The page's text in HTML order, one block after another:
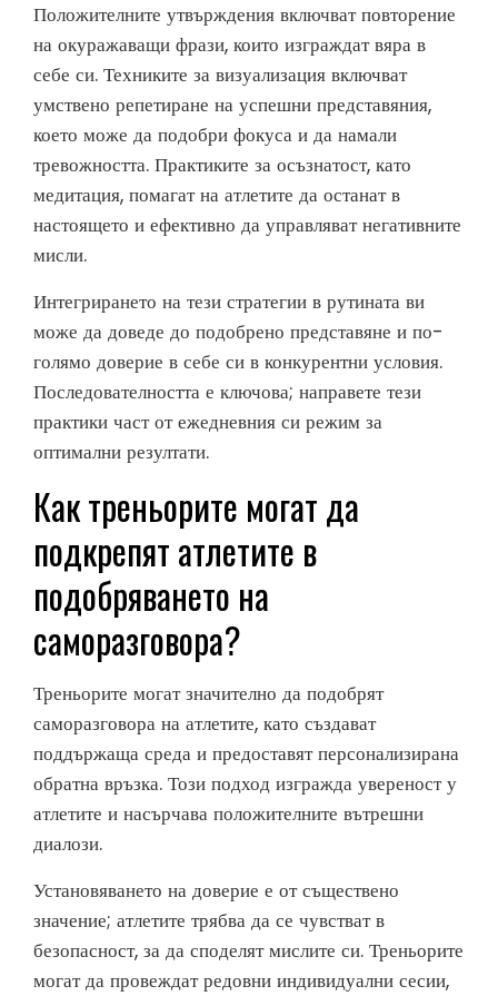
Положителните утвърждения включват повторение
на окуражаващи фрази, които изграждат вяра в
себе си. Техниките за визуализация включват
умствено репетиране на успешни представяния,
което може да подобри фокуса и да намали
тревожността. Практиките за осъзнатост, като
медитация, помагат на атлетите да останат в
настоящето и ефективно да управляват негативните
мисли.
Интегрирането на тези стратегии в рутината ви
може да доведе до подобрено представяне и по-
голямо доверие в себе си в конкурентни условия.
Последователността е ключова; направете тези
практики част от ежедневния си режим за
оптимални резултати.
Как треньорите могат да
подкрепят атлетите в
подобряването на
саморазговора?
Треньорите могат значително да подобрят
саморазговора на атлетите, като създават
поддържаща среда и предоставят персонализирана
обратна връзка. Този подход изгражда увереност у
атлетите и насърчава положителните вътрешни
диалози.
Установяването на доверие е от съществено
значение; атлетите трябва да се чувстват в
безопасност, за да споделят мислите си. Треньорите
могат да провеждат редовни индивидуални сесии,